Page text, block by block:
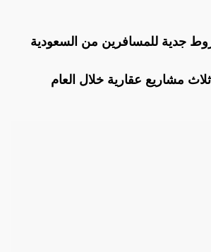
جدية للمسافرين من السعودية
مشاريع عقارية خلال العام